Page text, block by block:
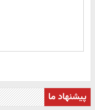
پیشنهاد ما